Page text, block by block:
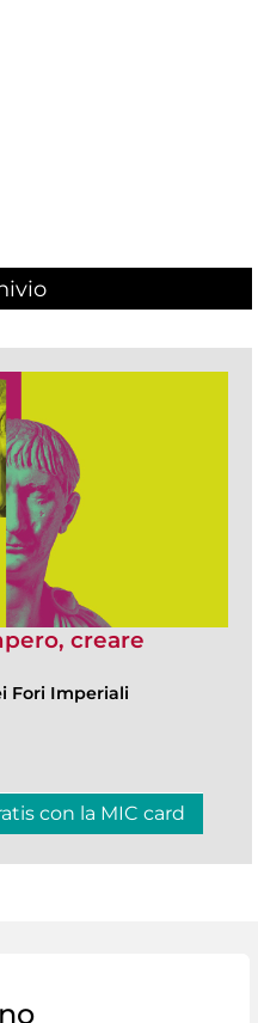
creare
Fori Imperiali
con la MIC card